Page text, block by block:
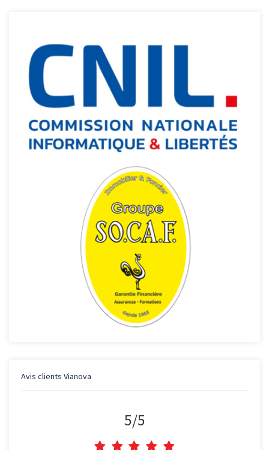
Avis clients Vianova
5/5